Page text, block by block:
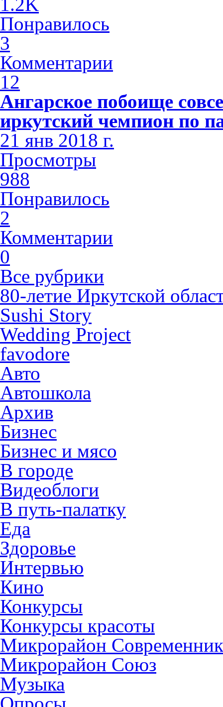
Понравилось
3
Комментарии
12
Ангарское побоище
иркутский чемпион по
21 янв 2018 г.
Просмотры
988
Понравилось
2
Комментарии
0
Все рубрики
80-летие Иркутской
Sushi Story
Wedding Project
favodore
Авто
Автошкола
Архив
Бизнес
Бизнес и мясо
В городе
Видеоблоги
В путь-палатку
Еда
Здоровье
Интервью
Кино
Конкурсы
Конкурсы красоты
Микрорайон Современник
Микрорайон Союз
Музыка